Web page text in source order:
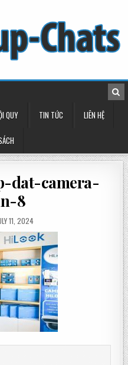
QUY TIN TỨC LIÊN HỆ
dat-camera-
8
11, 2024